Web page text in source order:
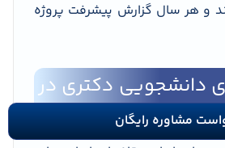
و هر سال گزارش پیشرفت پروژه
دانشجویی دکتری در
پس از تحصیل
مشاوره رایگان